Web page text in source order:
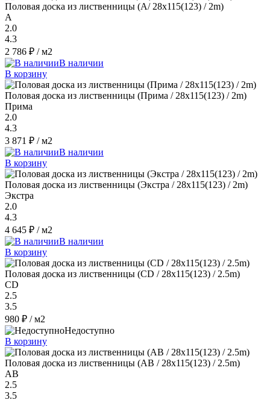
Половая доска из лиственницы (А/ 28x115(123) / 2m)
A
2.0
4.3
2 786 ₽ / м2
В наличии
В корзину
Половая доска из лиственницы (Прима / 28x115(123) / 2m)
Прима
2.0
4.3
3 871 ₽ / м2
В наличии
В корзину
Половая доска из лиственницы (Экстра / 28x115(123) / 2m)
Экстра
2.0
4.3
4 645 ₽ / м2
В наличии
В корзину
Половая доска из лиственницы (CD / 28x115(123) / 2.5m)
CD
2.5
3.5
980 ₽ / м2
Недоступно
В корзину
Половая доска из лиственницы (AB / 28x115(123) / 2.5m)
AB
2.5
3.5